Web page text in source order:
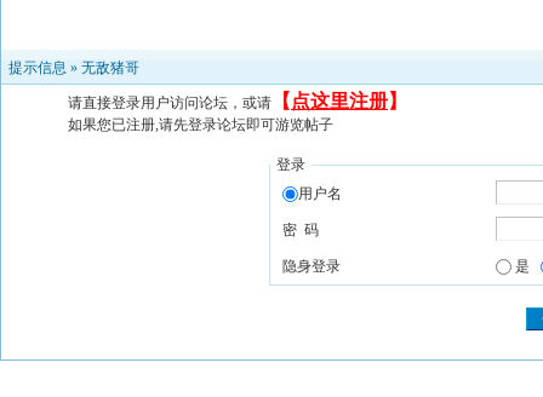
提示信息 » 无敌猪哥
请直接登录用户访问论坛，或请 【 点这里注册】
如果您已注册,请先登录论坛即可游览帖子
登录
用户名
密 码
隐身登录 是